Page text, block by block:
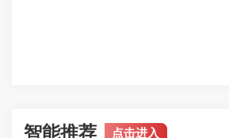
智能推荐 点击进入